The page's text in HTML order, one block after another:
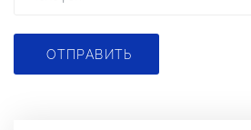
ОТПРАВИТЬ